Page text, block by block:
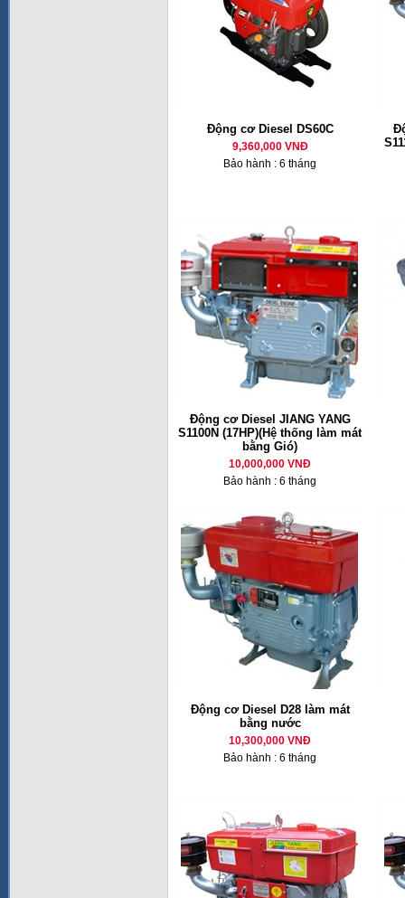
Động cơ Diesel DS60C
9,360,000 VNĐ
Bảo hành : 6 tháng
Động cơ Diesel JIANG YANG
S1100N (17HP)(Hệ thống làm mát
bằng Gió)
10,000,000 VNĐ
Bảo hành : 6 tháng
Động cơ Diesel D28 làm mát
bằng nước
10,300,000 VNĐ
Bảo hành : 6 tháng